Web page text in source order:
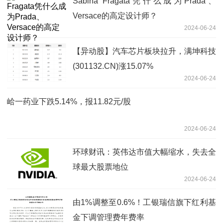
Versace的高定设计师？
2024-06-24
【异动股】汽车芯片板块拉升，满坤科技
(301132.CN)涨15.07%
2024-06-24
峆一药业下跌5.14%，报11.82元/股
2024-06-24
环球财讯：英伟达市值大幅缩水，失去全
球最大股票地位
2024-06-24
由1%调整至0.6%！工银瑞信旗下红利基
金下调管理费年费率